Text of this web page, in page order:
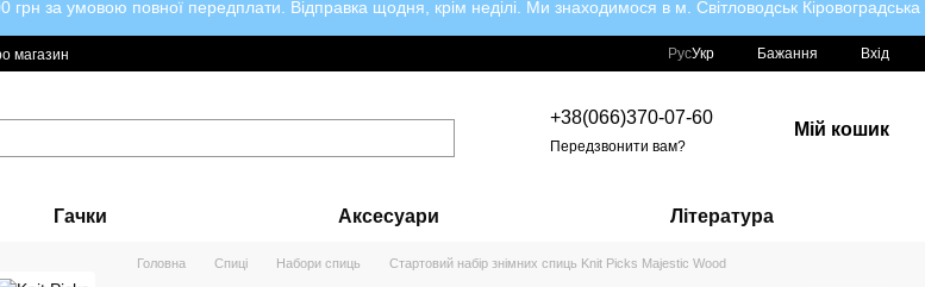
за умовою повної передплати. Відправка щодня, крім неділі. Ми знаходимося в м. Світловодськ Кіровоградська
магазин РусУкр Бажання Вхід
+38(066)370-07-60
Передзвонити вам?
Мій кошик
Гачки Аксесуари Література
Головна Спиці Набори спиць Стартовий набір знімних спиць Knit Picks Majestic Wood